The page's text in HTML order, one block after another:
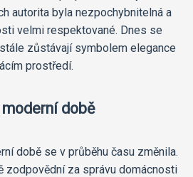
autorita byla nezpochybnitelná a
velmi respektované. Dnes se
zůstávají symbolem elegance
prostředí.
době
době se v průběhu času změnila.
zodpovědní za správu domácnosti